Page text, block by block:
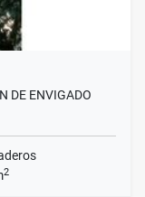
DE ENVIGADO
2